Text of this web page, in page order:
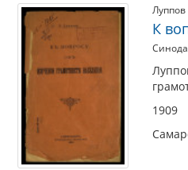
История
образования
в
России
в
XVIII
–
начале
К
1909